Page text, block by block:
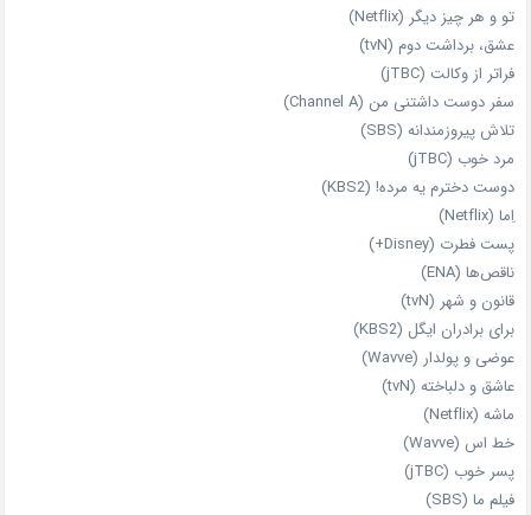
تو و هر چیز دیگر (Netflix)
عشق، برداشت دوم (tvN)
فراتر از وکالت (jTBC)
سفر دوست‌ داشتنی من (Channel A)
تلاش پیروزمندانه (SBS)
مرد خوب (jTBC)
دوست دخترم یه مرده! (KBS2)
اِما (Netflix)
پست فطرت (Disney+)
ناقص‌ها (ENA)
قانون و شهر (tvN)
برای برادران ایگل (KBS2)
عوضی و پولدار (Wavve)
عاشق و دلباخته (tvN)
ماشه (Netflix)
خط اس (Wavve)
پسر خوب (jTBC)
فیلم ما (SBS)